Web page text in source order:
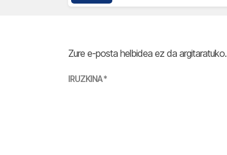
Zure e-posta helbidea ez da argitaratuko.
IRUZKINA*